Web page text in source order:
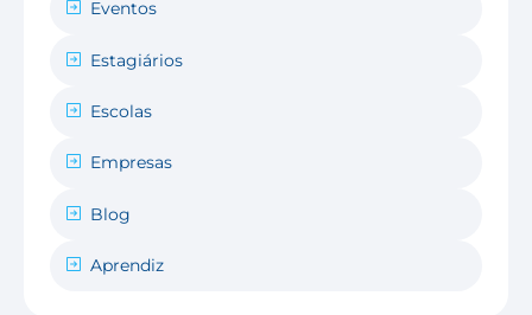
Eventos
Estagiários
Escolas
Empresas
Blog
Aprendiz